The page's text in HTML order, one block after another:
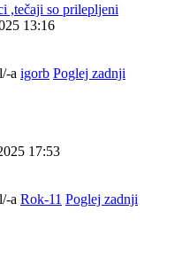
,tečaji so prilepljeni
13:16
a igorb Poglej zadnji
17:53
a Rok-11 Poglej zadnji